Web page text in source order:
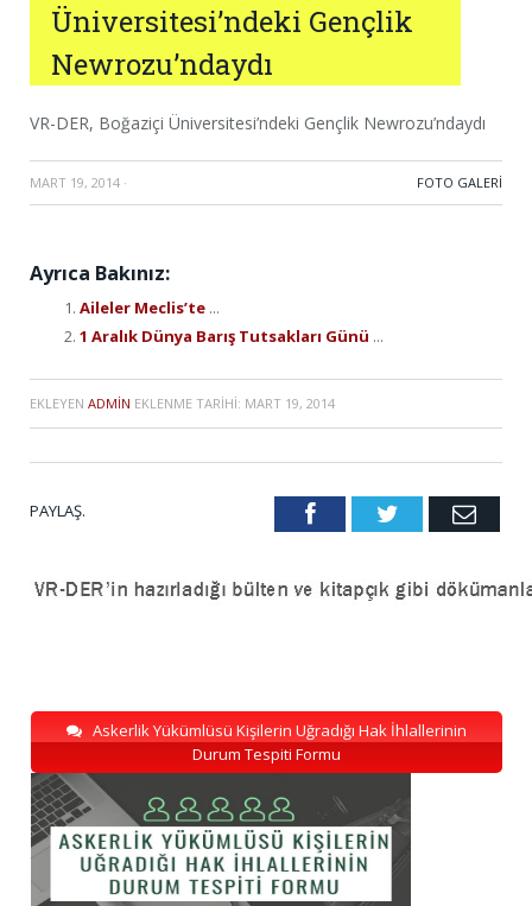
Üniversitesi’ndeki Gençlik
Newrozu’ndaydı
VR-DER, Boğaziçi Üniversitesi’ndeki Gençlik Newrozu’ndaydı
MART 19, 2014 · FOTO GALERI
Ayrıca Bakınız:
Aileler Meclis’te ...
1 Aralık Dünya Barış Tutsakları Günü ...
EKLEYEN ADMIN EKLENME TARIHI: MART 19, 2014
PAYLAŞ. FacebookTwitter Email
Askerlik Yükümlüsü Kişilerin Uğradığı Hak İhlallerinin
Durum Tespiti Formu